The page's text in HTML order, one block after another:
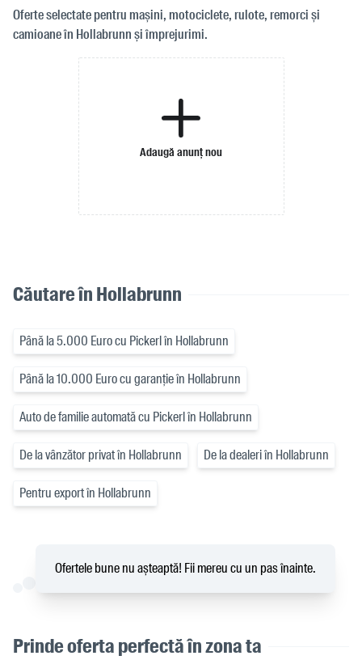
Oferte selectate pentru mașini, motociclete, rulote, remorci și
camioane în Hollabrunn și împrejurimi.
Adaugă anunț nou
Căutare în Hollabrunn
Până la 5.000 Euro cu Pickerl în Hollabrunn
Până la 10.000 Euro cu garanție în Hollabrunn
Auto de familie automată cu Pickerl în Hollabrunn
De la vânzător privat în Hollabrunn De la dealeri în Hollabrunn
Pentru export în Hollabrunn
Ofertele bune nu așteaptă! Fii mereu cu un pas înainte.
Prinde oferta perfectă în zona ta